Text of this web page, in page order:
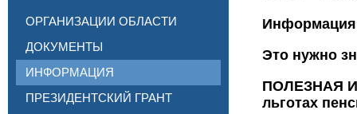
ОРГАНИЗАЦИИ ОБЛАСТИ
ДОКУМЕНТЫ
ИНФОРМАЦИЯ
ПРЕЗИДЕНТСКИЙ ГРАНТ
Информация
Это нужно
ПОЛЕЗНАЯ ИНФОРМАЦИЯ ДЛЯ ПЕНСИОНЕРОВ! К сожалению, о многих льготах пенсионеры узнают только из "сарафанного радио". Поэтому предлагаем вам полезную статью из "Российской Газеты" - официального издания для публикаций законов Российской Федерации. Если надо поехать отдохнуть1. Компенсация расходов на оплату проезда к месту отдыха и обратно. Компенсацию могут получить неработающие пенсионеры-северяне, получающие трудовую пенсию по старости и по инвалидности. Пенсионерам, проживающим в районах Крайнего Севера и приравненных к ним территориях (ст. 34 Закона от 19.02.1993 N4520-1), такая компенсация предоставляется один раз в два года. Есть два варианта компенсации: территориальный орган ПФР может оплатить приобретение проездных билетов либо возместить их стоимость, когда их покупает сам гражданин. (Правила компенсации расходов на оплату стоимости проезда пенсионерам, утв. постановлением правительства РФ от 01.04.2005 N 176.) Если есть собственность2. Перенос остатка имущественных налоговых вычетов по НДФЛ на предыдущие налоговые периоды. Пенсионер, купивший какую-либо недвижимость, может компенсировать часть понесенных расходов. Он имеет право получить имущественные вычеты по расходам на приобретение (или строительство) жилого дома, квартиры, комнаты. Вычет распространяется и на уплату процентов по целевым кредитам и займам, которые пенсионер брал для этих целей. Вычет предоставляется за три налоговых периода, предшествующих периоду, в котором образовался переносимый остаток имущественных вычетов (п. 10 ст. 220 НК РФ). Налоговый вычет можно получить и в том случае, если дом (квартира) покупались вместе с другим собственником. То есть у пенсионера выделена доля. Льгота распространяется